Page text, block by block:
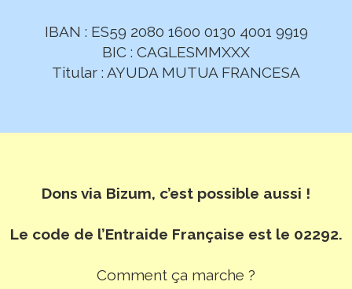
IBAN : ES59 2080 1600 0130 4001 9919
BIC : CAGLESMMXXX
Titular : AYUDA MUTUA FRANCESA
Dons via Bizum, c’est possible aussi !
Le code de l’Entraide Française est le 02292.
Comment ça marche ?